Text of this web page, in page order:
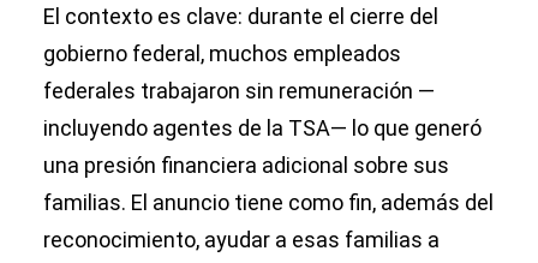
El contexto es clave: durante el cierre del
gobierno federal, muchos empleados
federales trabajaron sin remuneración —
incluyendo agentes de la TSA— lo que generó
una presión financiera adicional sobre sus
familias. El anuncio tiene como fin, además del
reconocimiento, ayudar a esas familias a